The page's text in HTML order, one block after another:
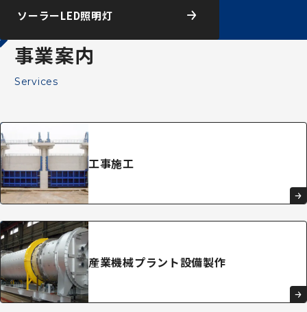
ソーラーLED照明灯
事業案内
Services
工事施工
産業機械プラント設備製作